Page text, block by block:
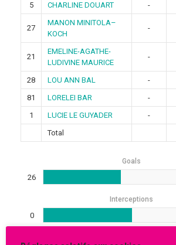
5
CHARLINE DOUART -
27
MANON MINITOLA–
KOCH
-
21
EMELINE-AGATHE-
LUDIVINE MAURICE
-
28 LOU ANN BAL -
81
LORELEI BAR -
1
LUCIE LE GUYADER -
Total
Goals
26
Interceptions
0